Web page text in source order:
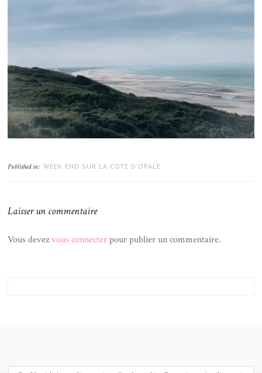
Published in: WEEK END SUR LA COTE D’OPALE
Laisser un commentaire
Vous devezvous connecterpour publier un commentaire.